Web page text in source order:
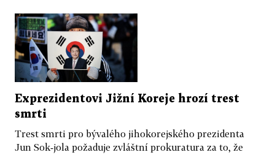
Exprezidentovi Jižní Koreje hrozí trest
smrti
Trest smrti pro bývalého jihokorejského prezidenta
Jun Sok‑jola požaduje zvláštní prokuratura za to, že